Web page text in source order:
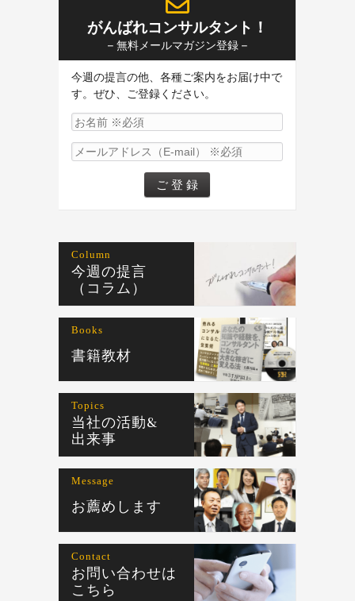
がんばれコンサルタント！
– 無料メールマガジン登録 –
今週の提言の他、各種ご案内をお届け中で
す。ぜひ、ご登録ください。
Column
今週の提言
（コラム）
Books
書籍教材
Topics
当社の活動&
出来事
Message
お薦めします
Contact
お問い合わせは
こちら